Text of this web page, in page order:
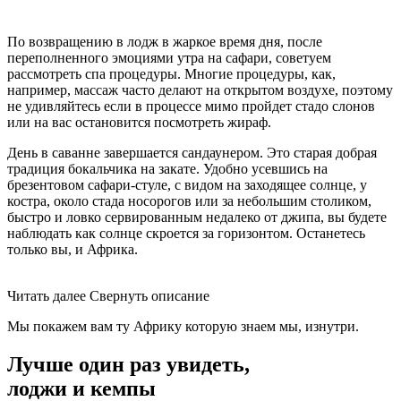
По возвращению в лодж в жаркое время дня, после
переполненного эмоциями утра на сафари, советуем
рассмотреть спа процедуры. Многие процедуры, как,
например, массаж часто делают на открытом воздухе, поэтому
не удивляйтесь если в процессе мимо пройдет стадо слонов
или на вас остановится посмотреть жираф.
День в саванне завершается сандаунером. Это старая добрая
традиция бокальчика на закате. Удобно усевшись на
брезентовом сафари-стуле, с видом на заходящее солнце, у
костра, около стада носорогов или за небольшим столиком,
быстро и ловко сервированным недалеко от джипа, вы будете
наблюдать как солнце скроется за горизонтом. Останетесь
только вы, и Африка.
Читать далее Свернуть описание
Мы покажем вам ту Африку которую знаем мы, изнутри.
Лучше один раз увидеть,
лоджи и кемпы